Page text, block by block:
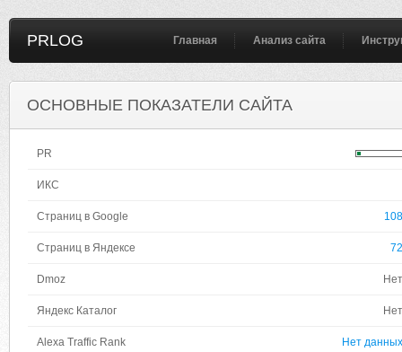
PRLOG Главная Анализ сайта
ОСНОВНЫЕ ПОКАЗАТЕЛИ САЙТА
PR
ИКС
Страниц в Google 108
Страниц в Яндексе 72
Dmoz Нет
Яндекс Каталог Нет
Alexa Traffic Rank Нет данных